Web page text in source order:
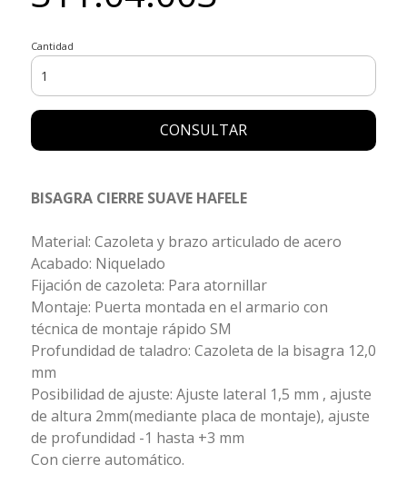
Cantidad
CONSULTAR
BISAGRA CIERRE SUAVE HAFELE
Material: Cazoleta y brazo articulado de acero
Acabado: Niquelado
Fijación de cazoleta: Para atornillar
Montaje: Puerta montada en el armario con
técnica de montaje rápido SM
Profundidad de taladro: Cazoleta de la bisagra 12,0
mm
Posibilidad de ajuste: Ajuste lateral 1,5 mm , ajuste
de altura 2mm(mediante placa de montaje), ajuste
de profundidad -1 hasta +3 mm
Con cierre automático.